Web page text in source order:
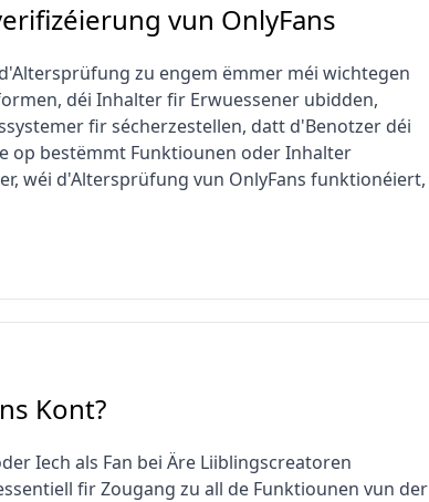
vun OnlyFans
zu engem ëmmer méi wichtegen
déi Inhalter fir Erwuessener ubidden,
fir sécherzestellen, datt d'Benotzer déi
op bestëmmt Funktiounen oder Inhalter
wéi d'Altersprüfung vun OnlyFans funktionéiert,
Kont?
Iech als Fan bei Äre Liiblingscreatoren
fir Zougang zu all de Funktiounen vun der